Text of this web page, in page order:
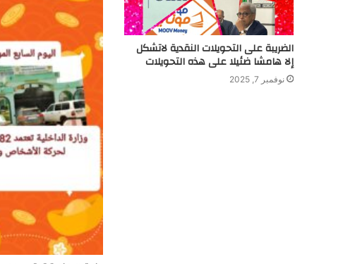
الضريبة على التحويلات النقدية لاتشكل
إلا هامشا ضئيلا على هذه التحويلات
نوفمبر 7, 2025